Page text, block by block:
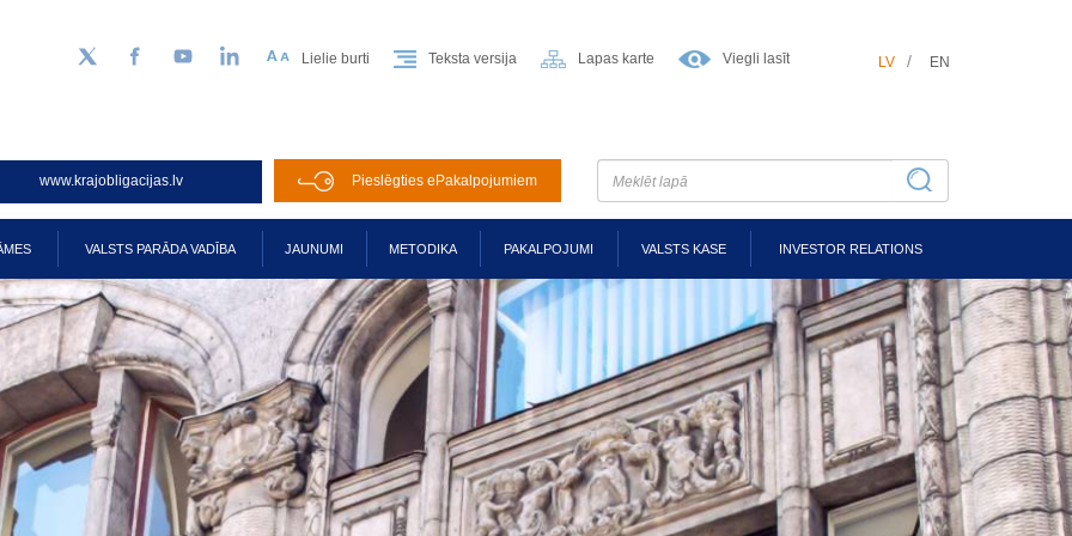
Sekojiet mums Twitter
FacebookYouTubeLinkedIn Lielie burti Teksta versija Lapas karte Viegli lasīt LV EN
www.krajobligacijas.lv Pieslēgties ePakalpojumiem
VALSTS PARĀDA VADĪBA JAUNUMI METODIKA PAKALPOJUMI VALSTS KASE INVESTOR RELATIONS